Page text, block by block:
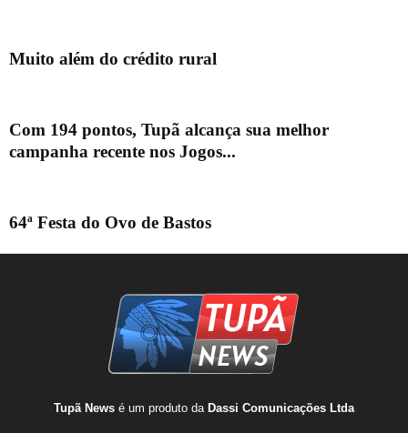
Muito além do crédito rural
Com 194 pontos, Tupã alcança sua melhor
campanha recente nos Jogos...
64ª Festa do Ovo de Bastos
Tupã News é um produto da Dassi Comunicações Ltda